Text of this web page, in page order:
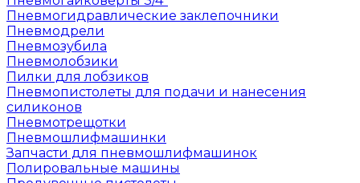
Пневмогидравлические заклепочники
Пневмодрели
Пневмозубила
Пневмолобзики
Пилки для лобзиков
Пневмопистолеты для подачи и нанесения
силиконов
Пневмотрещотки
Пневмошлифмашинки
Запчасти для пневмошлифмашинок
Полировальные машины